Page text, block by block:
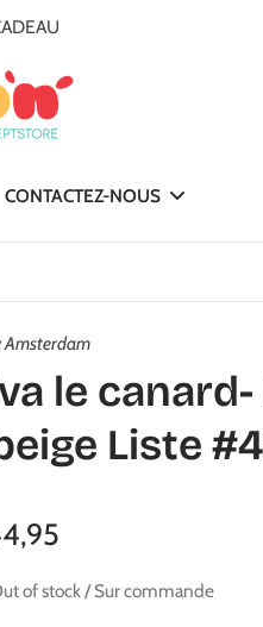
CONTACTEZ-NOUS
Amsterdam
le
Liste
of stock / Sur commande